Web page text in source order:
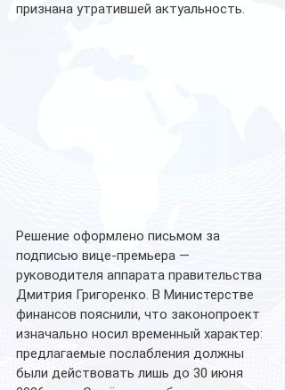
признана утратившей актуальность.
Решение оформлено письмом за
подписью вице-премьера —
руководителя аппарата правительства
Дмитрия Григоренко. В Министерстве
финансов пояснили, что законопроект
изначально носил временный характер:
предлагаемые послабления должны
были действовать лишь до 30 июня